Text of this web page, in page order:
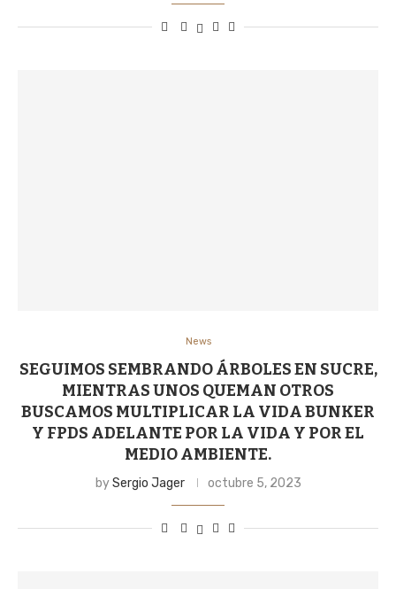
News
SEGUIMOS SEMBRANDO ÁRBOLES EN SUCRE,
MIENTRAS UNOS QUEMAN OTROS
BUSCAMOS MULTIPLICAR LA VIDA BUNKER
Y FPDS ADELANTE POR LA VIDA Y POR EL
MEDIO AMBIENTE.
bySergio Jager octubre 5, 2023